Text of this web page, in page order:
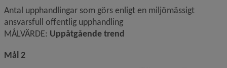
Antal upphandlingar som görs enligt en miljömässigt
ansvarsfull offentlig upphandling
MÅLVÄRDE: Uppåtgående trend
Mål 2